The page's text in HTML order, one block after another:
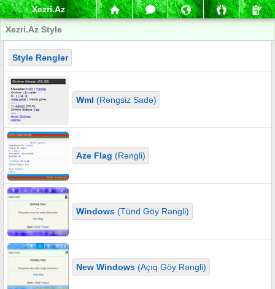
Xezri.Az
Xezri.Az Style
Style Rənglər
Wml (Rəngsiz Sadə)
Aze Flag (Rəngli)
Windows(Tünd Göy Rəngli)
New Windows(Açıq Göy Rəngli)